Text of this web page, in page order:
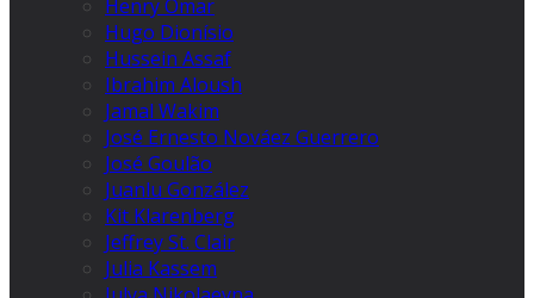
Henry Omar
Hugo Dionísio
Hussein Assaf
Ibrahim Aloush
Jamal Wakim
José Ernesto Nováez Guerrero
José Goulão
Juanlu González
Kit Klarenberg
Jeffrey St. Clair
Julia Kassem